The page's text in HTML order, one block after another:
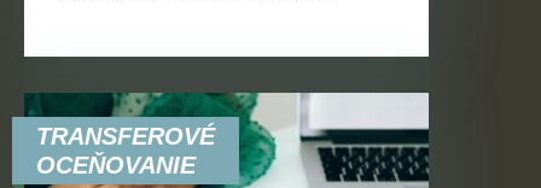
TRANSFEROVÉ
OCEŇOVANIE